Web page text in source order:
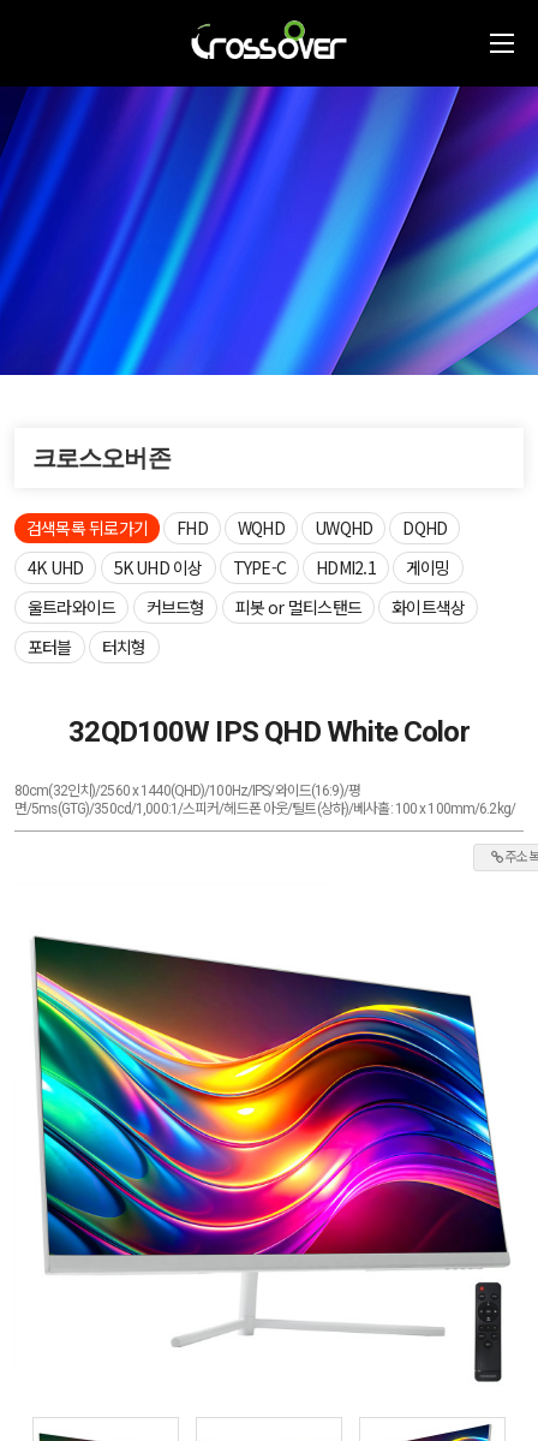
크로스오버존
검색목록 뒤로가기 FHD WQHD UWQHD
DQHD
4K UHD
5K UHD 이상 TYPE-C HDMI2.1
게이밍
울트라와이드
커브드형 피봇 or 멀티스탠드
화이트색상
포터블
터치형
32QD100W IPS QHD White Color
80cm(32인치)/2560 x 1440(QHD)/100Hz/IPS/와이드(16:9)/평
면/5ms(GTG)/350cd/1,000:1/스피커/헤드폰 아웃/틸트(상하)/베사홀: 100 x 100mm/6.2kg/
주소